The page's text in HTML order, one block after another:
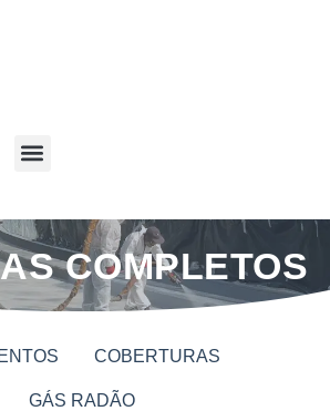
COMPLETOS
COBERTURAS
GÁS RADÃO